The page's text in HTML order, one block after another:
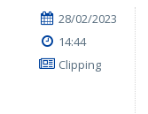
28/02/2023
14:44
Clipping